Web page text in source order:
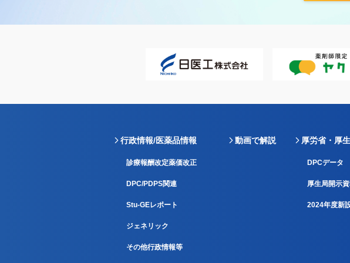
行政情報/医薬品情報
診療報酬改定薬価改正
DPC/PDPS関連
Stu-GEレポート
ジェネリック
その他行政情報等
動画で解説 厚労省・厚
DPCデータ
厚生局開示
2024年度新